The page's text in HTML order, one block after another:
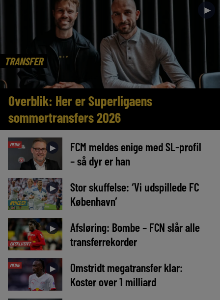
TRANSFER
►
Overblik: Her er Superligaens
sommertransfers 2026
MEDIE ►
FCM meldes enige med SL-profil
– så dyr er han
NYHEDER
►
Stor skuffelse: ‘Vi udspillede FC
København’
EKSKLUSIVT
►
Afsløring: Bombe – FCN slår alle
transferrekorder
MEDIE ►
Omstridt megatransfer klar:
Koster over 1 milliard